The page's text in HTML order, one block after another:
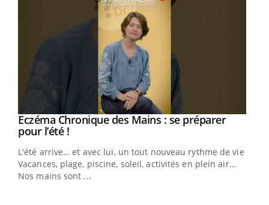
Youtube
Eczéma Chronique des Mains : se préparer
pour l’été !Youtube
L'été arrive… et avec lui, un tout nouveau rythme de vie !
Vacances, plage, piscine, soleil, activités en plein air…
Nos mains sont ...